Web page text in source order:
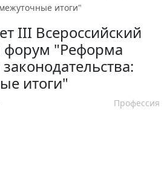
итоги"
III Всероссийский
форум "Реформа
итоги"
Профессия